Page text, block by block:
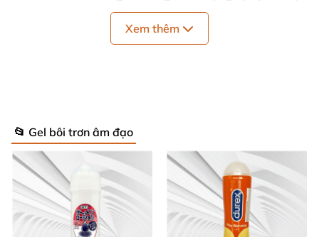
Gel Sagami Original là loại gel gốc nước tốt nhất Nhật Bản.
Thể loại: Gel bôi trơn.
Tính năng: Bôi trơn âm đạo , cân bằng độ ẩm, giúp
quá trình quan hệđược hoàn hảo hơn.
Xem thêm
📂 Gel bôi trơn âm đạo